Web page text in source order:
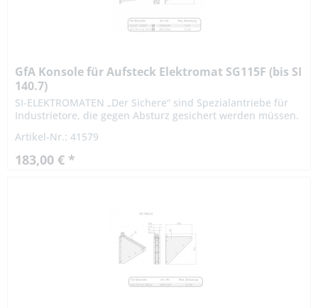
GfA Konsole für Aufsteck Elektromat SG115F (bis SI
140.7)
SI-ELEKTROMATEN „Der Sichere“ sind Spezialantriebe für
Industrietore, die gegen Absturz gesichert werden müssen.
Die...
Artikel-Nr.: 41579
183,00 € *